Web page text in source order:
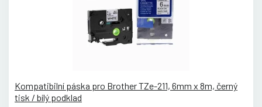
Kompatibilní páska pro Brother TZe-211, 6mm x 8m, černý
tisk / bílý podklad